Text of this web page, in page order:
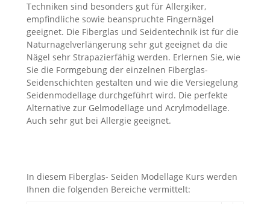
Techniken sind besonders gut für Allergiker,
empfindliche sowie beanspruchte Fingernägel
geeignet. Die Fiberglas und Seidentechnik ist für die
Naturnagelverlängerung sehr gut geeignet da die
Nägel sehr Strapazierfähig werden. Erlernen Sie, wie
Sie die Formgebung der einzelnen Fiberglas-
Seidenschichten gestalten und wie die Versiegelung
Seidenmodellage durchgeführt wird. Die perfekte
Alternative zur Gelmodellage und Acrylmodellage.
Auch sehr gut bei Allergie geeignet.
In diesem Fiberglas- Seiden Modellage Kurs werden
Ihnen die folgenden Bereiche vermittelt: